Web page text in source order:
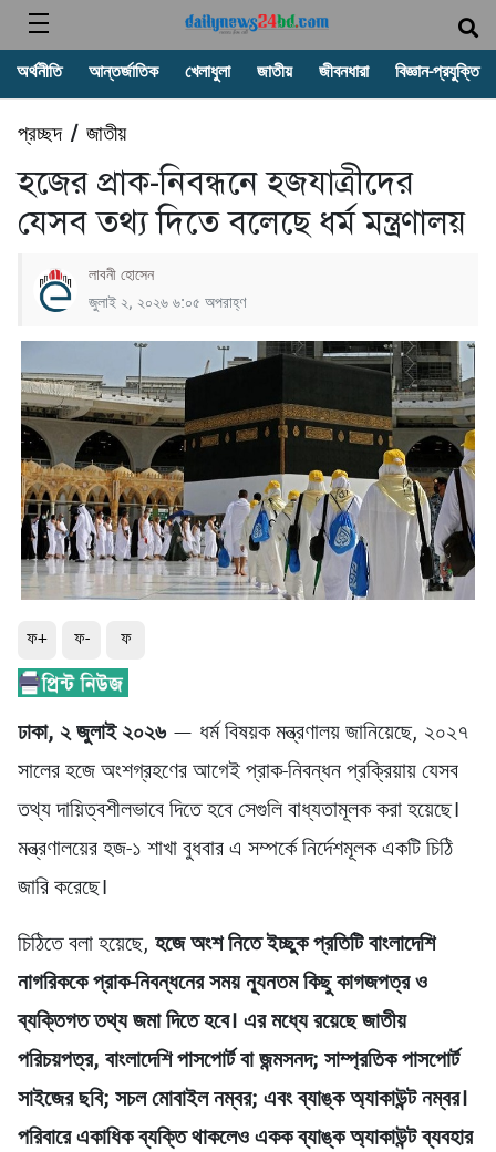
অর্থনীতি আন্তর্জাতিক খেলাধুলা জাতীয় জীবনধারা বিজ্ঞান-প্রযুক্তি
প্রচ্ছদ/ জাতীয়
হজের প্রাক-নিবন্ধনে হজযাত্রীদের
যেসব তথ্য দিতে বলেছে ধর্ম মন্ত্রণালয়
লাবনী হোসেন
জুলাই ২, ২০২৬ ৬:০৫ অপরাহ্ণ
ফ+ ফ- ফ
ঢাকা, ২ জুলাই ২০২৬— ধর্ম বিষয়ক মন্ত্রণালয় জানিয়েছে, ২০২৭
সালের হজে অংশগ্রহণের আগেই প্রাক-নিবন্ধন প্রক্রিয়ায় যেসব
তথ্য দায়িত্বশীলভাবে দিতে হবে সেগুলি বাধ্যতামূলক করা হয়েছে।
মন্ত্রণালয়ের হজ-১ শাখা বুধবার এ সম্পর্কে নির্দেশমূলক একটি চিঠি
জারি করেছে।
চিঠিতে বলা হয়েছে,হজে অংশ নিতে ইচ্ছুক প্রতিটি বাংলাদেশি
নাগরিককে প্রাক-নিবন্ধনের সময় ন্যূনতম কিছু কাগজপত্র ও
ব্যক্তিগত তথ্য জমা দিতে হবে। এর মধ্যে রয়েছে জাতীয়
পরিচয়পত্র, বাংলাদেশি পাসপোর্ট বা জন্মসনদ; সাম্প্রতিক পাসপোর্ট
সাইজের ছবি; সচল মোবাইল নম্বর; এবং ব্যাঙ্ক অ্যাকাউন্ট নম্বর।
পরিবারে একাধিক ব্যক্তি থাকলেও একক ব্যাঙ্ক অ্যাকাউন্ট ব্যবহার